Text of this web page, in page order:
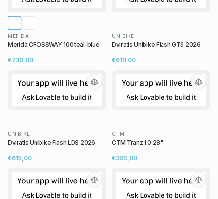
MERIDA
Merida CROSSWAY 100 teal-blue
€739,00
UNIBIKE
Dviratis Unibike Flash GTS 2026
€619,00
UNIBIKE
Dviratis Unibike Flash LDS 2026
€619,00
CTM
CTM Tranz 1.0 28"
€389,00